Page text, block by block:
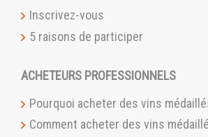
Inscrivez-vous
5 raisons de participer
ACHETEURS PROFESSIONNELS
Pourquoi acheter des vins
Comment acheter des vins